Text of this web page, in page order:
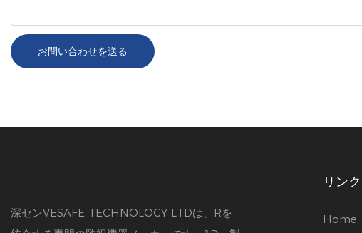
お問い合わせを送る
深センVESAFE TECHNOLOGY LTDは、Rを
リンク
Home